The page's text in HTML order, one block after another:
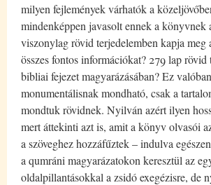
milyen fejlemények várhatók a
mindenképpen javasolt ennek a könyvnek
viszonylag rövid terjedelemben kapja meg
összes fontos információkat? 279 lap rövid
bibliai fejezet magyarázásában? Ez
monumentálisnak mondható, csak a
mondtuk rövidnek. Nyilván azért ilyen
mert áttekinti azt is, amit a könyv olvasói
a szöveghez hozzáfűztek – indulva
a qumráni magyarázatokon keresztül az
oldalpillantásokkal a zsidó exegézisre, de